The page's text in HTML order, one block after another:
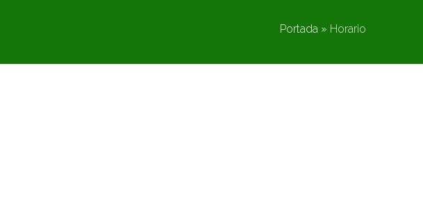
Portada » Horario